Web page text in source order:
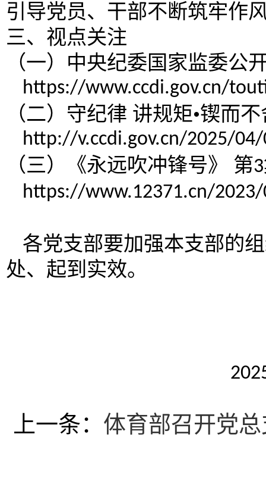
引导党员、干部不断筑牢作
三、视点关注
（一）中央纪委国家监委公
https://www.ccdi.gov.cn/
（二）守纪律 讲规矩•锲而
http://v.ccdi.gov.cn/2025/04/
（三）《永远吹冲锋号》 第3
https://www.12371.cn/2023/
各党支部要加强本支部的
处、起到实效。
上一条： 体育部召开党